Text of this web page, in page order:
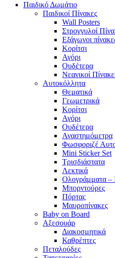
Παιδικό Δωμάτιο
Παιδικοί Πίνακες
Wall Posters
Στρογγυλοί
Εξάγωνοι
Κορίτσι
Αγόρι
Ουδέτερα
Νεανικοί
Αυτοκόλλητα
Θεματικά
Γεωμετρικά
Κορίτσι
Αγόρι
Ουδέτερα
Αναστημόμετρα
Φωσφοριζέ
Mini Sticker Set
Tρισδιάστατα
Λεκτικά
Ολογράμματα –
Μπορντούρες
Πόρτας
Μαυροπίνακες
Baby on Board
Αξεσουάρ
Διακοσμητικά
Καθρέπτες
Πεταλούδες